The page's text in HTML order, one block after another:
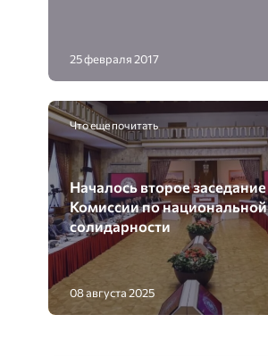
25 февраля 2017
Что еще почитать
Началось второе заседание
Комиссии по национальной
солидарности
08 августа 2025